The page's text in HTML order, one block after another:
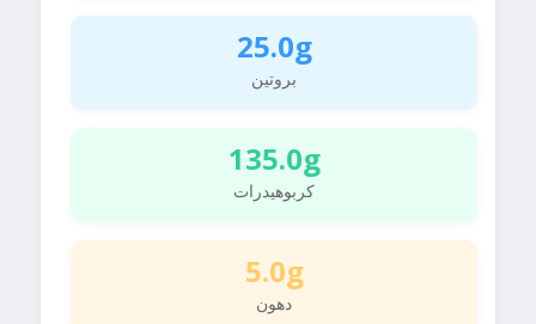
25.0g
بروتين
135.0g
كربوهيدرات
5.0g
دهون